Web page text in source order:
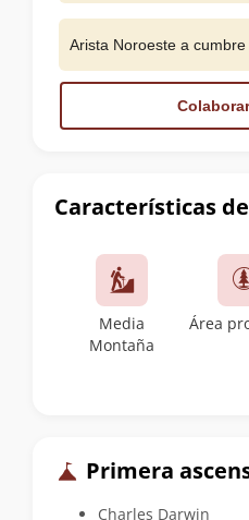
Características
Media
Montaña
Área
Primera
Charles Darwin
Arista Noroeste a